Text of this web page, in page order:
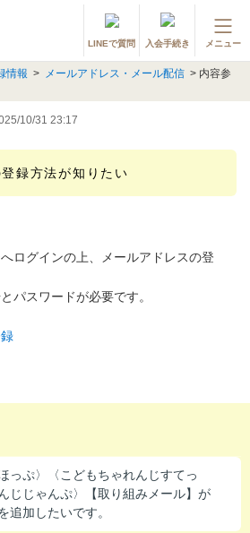
LINEで質問 入会手続き メニュー
お手続き
イン
・照会)
合わせ
問・手続きはこちら
ゃれんじのご紹介はこちら
情報 > メールアドレス・メール配信 > 内容参
10/31 23:17
録方法が知りたい
ログインの上、メールアドレスの登
パスワードが必要です。
っぷ〉〈こどもちゃれんじすてっ
じじゃんぷ〉【取り組みメール】が
追加したいです。